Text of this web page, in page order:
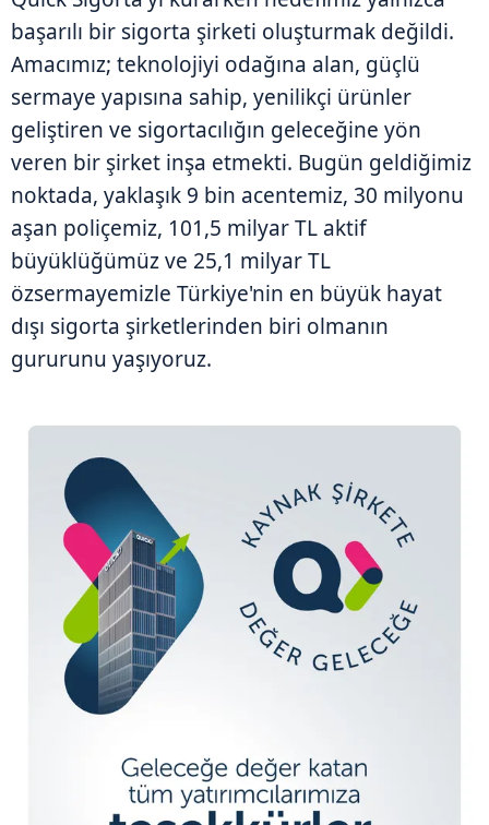
başarılı bir sigorta şirketi oluşturmak değildi.
Amacımız; teknolojiyi odağına alan, güçlü
sermaye yapısına sahip, yenilikçi ürünler
geliştiren ve sigortacılığın geleceğine yön
veren bir şirket inşa etmekti. Bugün geldiğimiz
noktada, yaklaşık 9 bin acentemiz, 30 milyonu
aşan poliçemiz, 101,5 milyar TL aktif
büyüklüğümüz ve 25,1 milyar TL
özsermayemizle Türkiye'nin en büyük hayat
dışı sigorta şirketlerinden biri olmanın
gururunu yaşıyoruz.